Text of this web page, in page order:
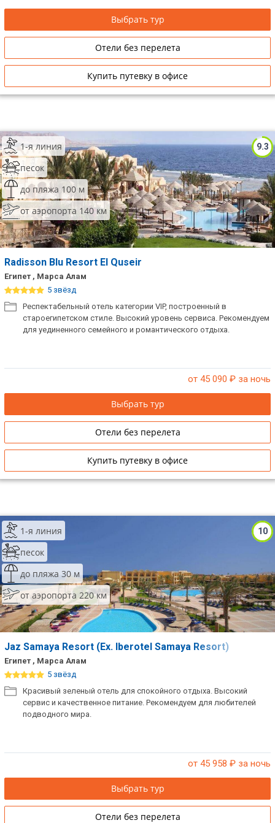
Выбрать тур
Отели без перелета
Купить путевку в офисе
9.3
1-я линия
песок
до пляжа 100 м
от аэропорта 140 км
Radisson Blu Resort El Quseir
Египет , Марса Алам
5 звёзд
Респектабельный отель категории VIP, построенный в
староегипетском стиле. Высокий уровень сервиса. Рекомендуем
для уединенного семейного и романтического отдыха.
от 45 090 ₽ за ночь
Выбрать тур
Отели без перелета
Купить путевку в офисе
10
1-я линия
песок
до пляжа 30 м
от аэропорта 220 км
Jaz Samaya Resort (Ex. Iberotel Samaya Resort)
Египет , Марса Алам
5 звёзд
Красивый зеленый отель для спокойного отдыха. Высокий
сервис и качественное питание. Рекомендуем для любителей
подводного мира.
от 45 958 ₽ за ночь
Выбрать тур
Отели без перелета